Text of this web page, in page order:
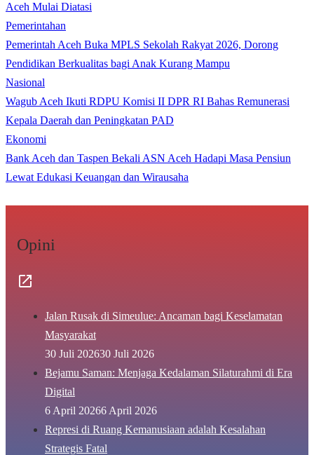
Aceh Mulai Diatasi
Pemerintahan
Pemerintah Aceh Buka MPLS Sekolah Rakyat 2026, Dorong
Pendidikan Berkualitas bagi Anak Kurang Mampu
Nasional
Wagub Aceh Ikuti RDPU Komisi II DPR RI Bahas Remunerasi
Kepala Daerah dan Peningkatan PAD
Ekonomi
Bank Aceh dan Taspen Bekali ASN Aceh Hadapi Masa Pensiun
Lewat Edukasi Keuangan dan Wirausaha
Opini
Jalan Rusak di Simeulue: Ancaman bagi Keselamatan
Masyarakat
30 Juli 202630 Juli 2026
Bejamu Saman: Menjaga Kedalaman Silaturahmi di Era
Digital
6 April 20266 April 2026
Represi di Ruang Kemanusiaan adalah Kesalahan
Strategis Fatal